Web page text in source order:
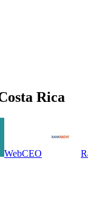
Rica
WebCEO